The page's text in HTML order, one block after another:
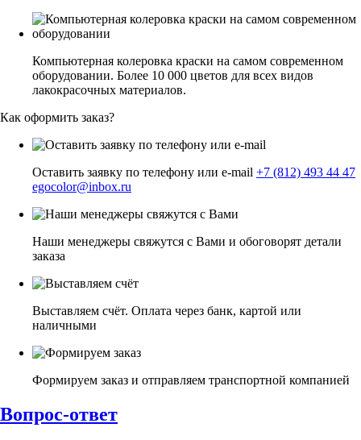
Компьютерная колеровка краски на самом современном
оборудовании. Более 10 000 цветов для всех видов
лакокрасочных материалов.
Как оформить заказ?
Оставить заявку по телефону или e-mail +7 (812) 493 44 47
egocolor@inbox.ru
Наши менеджеры свяжутся с Вами и обоговорят детали
заказа
Выставляем счёт. Оплата через банк, картой или
наличными
Формируем заказ и отправляем транспортной компанией
Вопрос-ответ